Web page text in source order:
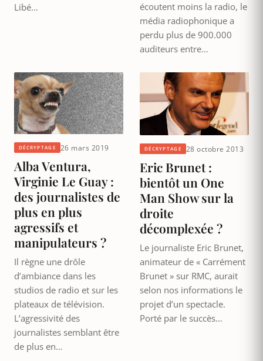
Libé…
écoutent moins la radio, le
média radiophonique a
perdu plus de 900.000
auditeurs entre…
DÉCRYPTAGE 26 mars 2019
Alba Ventura,
Virginie Le Guay :
des journalistes de
plus en plus
agressifs et
manipulateurs ?
Il règne une drôle
d’ambiance dans les
studios de radio et sur les
plateaux de télévision.
L’agressivité des
journalistes semblant être
de plus en…
DÉCRYPTAGE 28 octobre 2013
Eric Brunet :
bientôt un One
Man Show sur la
droite
décomplexée ?
Le journaliste Eric Brunet,
animateur de « Carrément
Brunet » sur RMC, aurait
selon nos informations le
projet d’un spectacle.
Porté par le succès…